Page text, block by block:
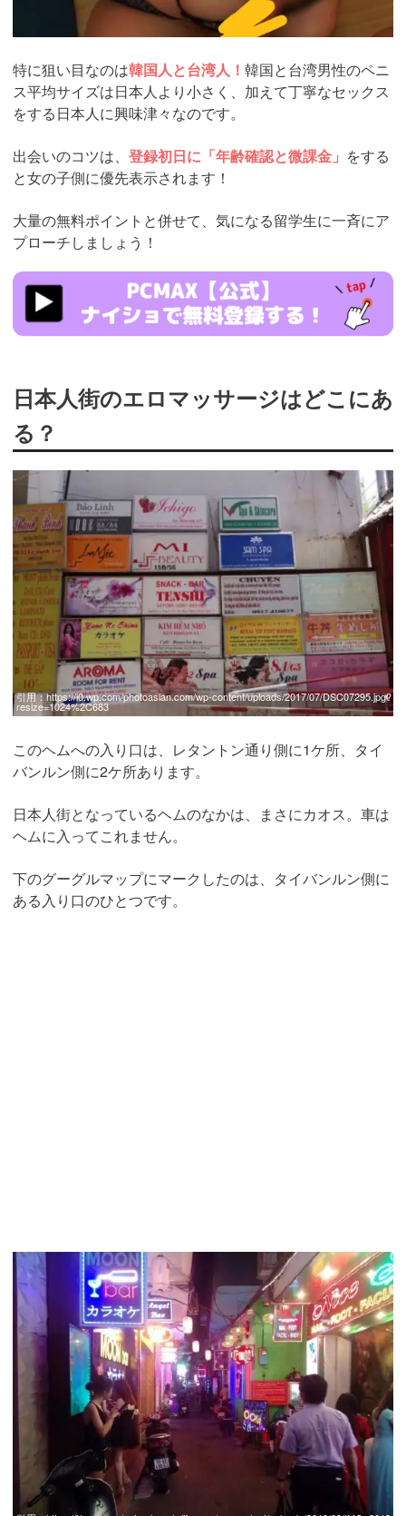
特に狙い目なのは韓国人と台湾人！ 韓国と台湾男性のペニ
ス平均サイズは日本人より小さく、加えて丁寧なセックス
をする日本人に興味津々なのです。
出会いのコツは、 登録初日に「年齢確認と微課金」 をする
と女の子側に優先表示されます！
大量の無料ポイントと併せて、気になる留学生に一斉にア
プローチしましょう！
https://pcmax.jp/lp/?
ad_id=rm307152
日本人街のエロマッサージはどこにあ
る？
引用：https://i0.wp.com/photoasian.com/wp-content/uploads/2017/07/DSC07295.jpg?
resize=1024%2C683
このヘムへの入り口は、レタントン通り側に1ケ所、タイ
バンルン側に2ケ所あります。
日本人街となっているヘムのなかは、まさにカオス。車は
ヘムに入ってこれません。
下のグーグルマップにマークしたのは、タイバンルン側に
ある入り口のひとつです。